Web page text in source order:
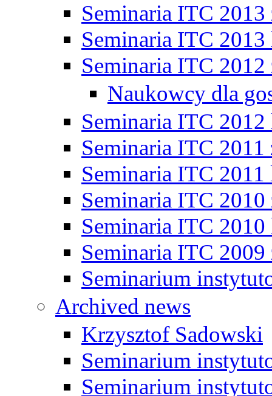
Seminaria ITC 2013
Seminaria ITC 2013
Seminaria ITC 2012
Naukowcy dla
Seminaria ITC 2012
Seminaria ITC 2011
Seminaria ITC 2011
Seminaria ITC 2010
Seminaria ITC 2010
Seminaria ITC 2009
Seminarium
Archived news
Krzysztof Sadowski
Seminarium
Seminarium